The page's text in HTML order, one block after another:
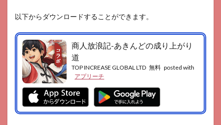
以下からダウンロードすることができます。
商人放浪記-あきんどの成り上がり
道
TOP INCREASE GLOBAL LTD 無料 posted with
アプリーチ